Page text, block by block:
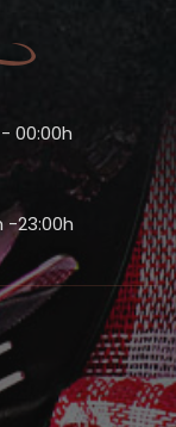
00:00h
-23:00h